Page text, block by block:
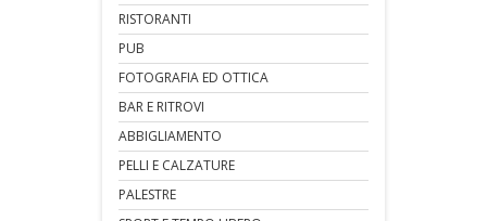
RISTORANTI
PUB
FOTOGRAFIA ED OTTICA
BAR E RITROVI
ABBIGLIAMENTO
PELLI E CALZATURE
PALESTRE